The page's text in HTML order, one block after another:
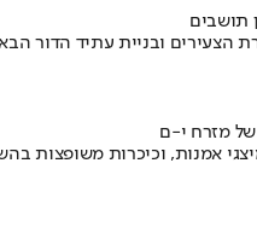
הצעירים ובניית עתיד הדור
של מזרח י-ם